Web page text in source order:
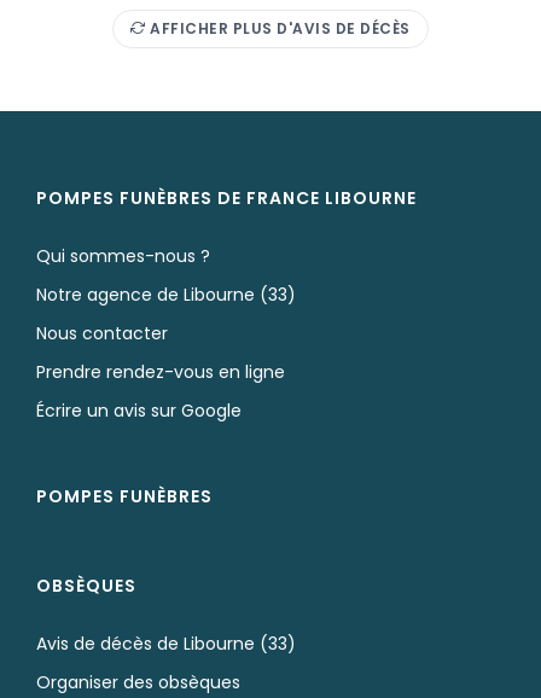
AFFICHER PLUS D'AVIS DE DÉCÈS
POMPES FUNÈBRES DE FRANCE LIBOURNE
Qui sommes-nous ?
Notre agence de Libourne (33)
Nous contacter
Prendre rendez-vous en ligne
Écrire un avis sur Google
POMPES FUNÈBRES
OBSÈQUES
Avis de décès de Libourne (33)
Organiser des obsèques